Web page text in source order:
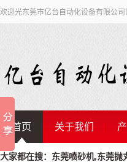
欢迎光东莞市亿台自动化设备有限公司
首页 关于我们
大家都在搜：东莞喷砂机,东莞